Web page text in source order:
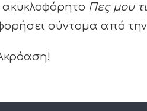
ακυκλοφόρητο Πες μου
σύντομα από την